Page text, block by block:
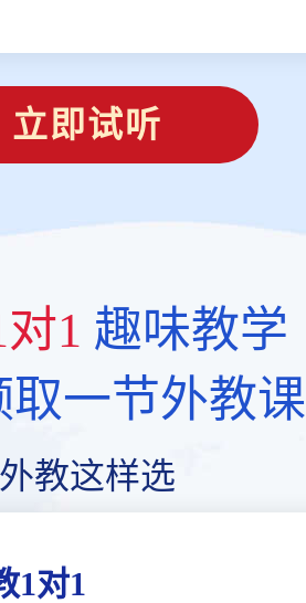
立即试听
对1 趣味教学
取一节外教课
外教这样选
1对1